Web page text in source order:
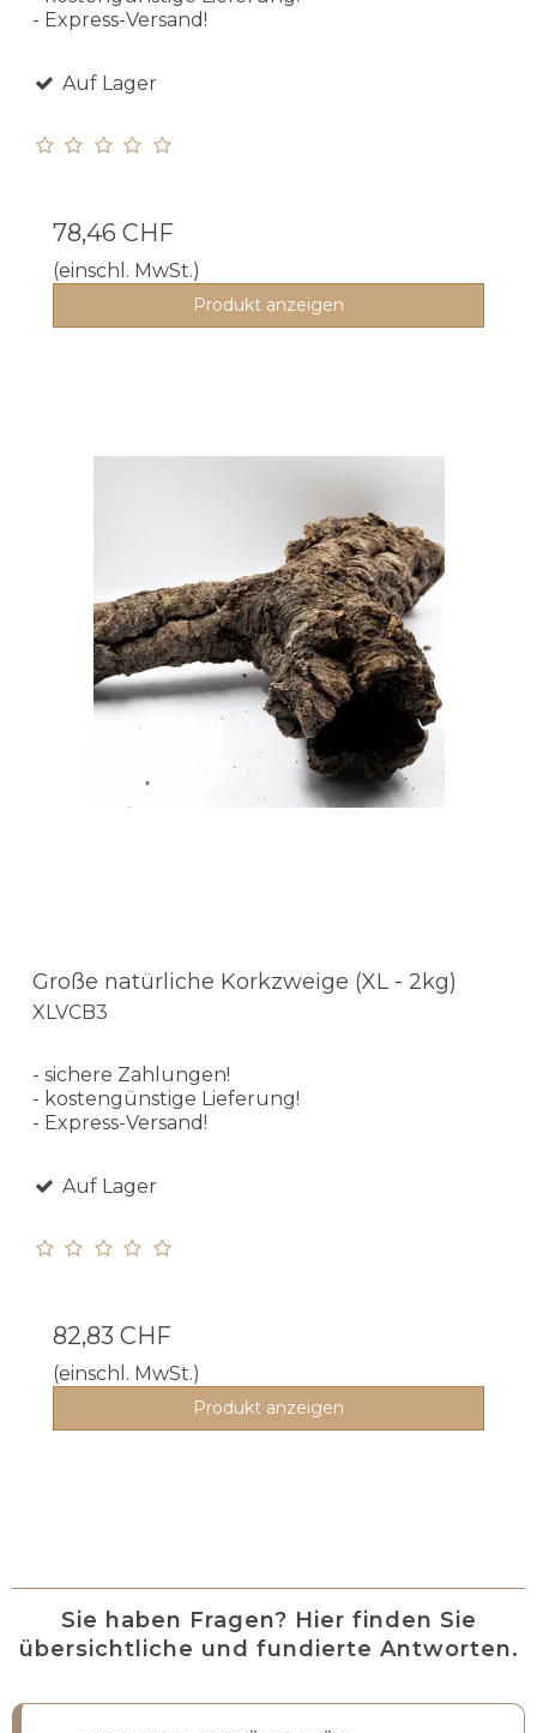
- Express-Versand!
Auf Lager
78,46 CHF
(einschl. MwSt.)
Produkt anzeigen
Große natürliche Korkzweige (XL - 2kg)
XLVCB3
- sichere Zahlungen!
- kostengünstige Lieferung!
- Express-Versand!
Auf Lager
82,83 CHF
(einschl. MwSt.)
Produkt anzeigen
Sie haben Fragen? Hier finden Sie
übersichtliche und fundierte Antworten.